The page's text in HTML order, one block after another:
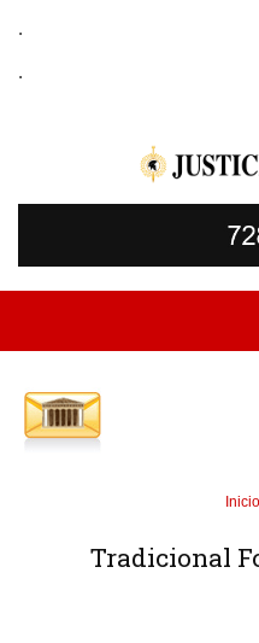
.
.
Inicio
Tradicional